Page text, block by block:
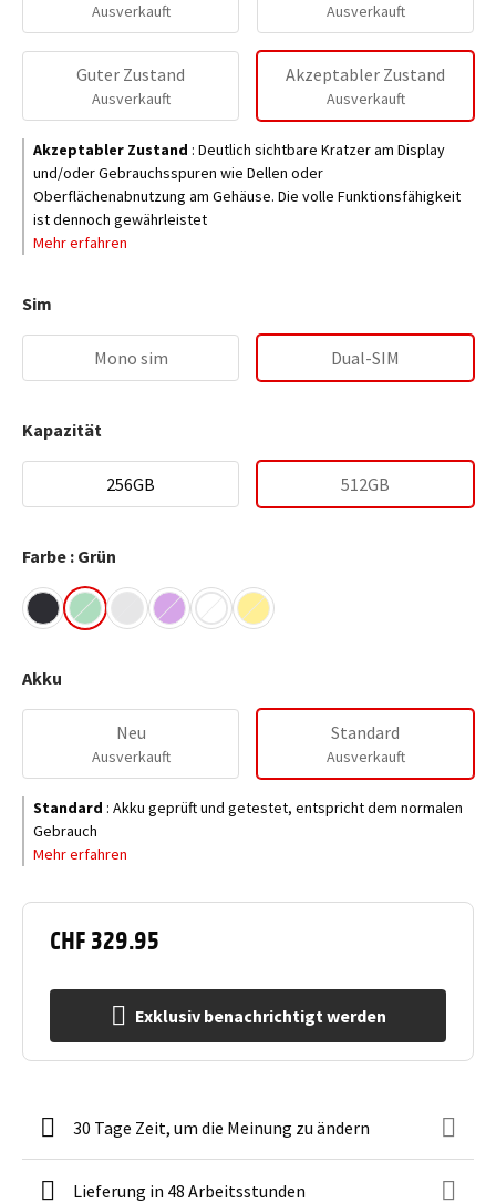
CHF 329.95
Exklusiv benachrichtigt werden
Ausverkauft Ausverkauft
Guter Zustand
Ausverkauft
Akzeptabler Zustand
Ausverkauft
Akzeptabler Zustand : Deutlich sichtbare Kratzer am Display
und/oder Gebrauchsspuren wie Dellen oder
Oberflächenabnutzung am Gehäuse. Die volle Funktionsfähigkeit
ist dennoch gewährleistet
Mehr erfahren
Sim
Mono sim Dual-SIM
Kapazität
256GB 512GB
Farbe : Grün
Akku
Neu
Ausverkauft
Standard
Ausverkauft
Standard : Akku geprüft und getestet, entspricht dem normalen
Gebrauch
Mehr erfahren
30 Tage Zeit, um die Meinung zu ändern
Lieferung in 48 Arbeitsstunden